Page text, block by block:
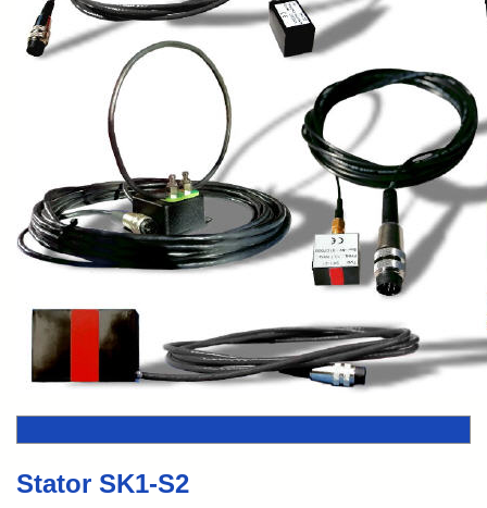
Stator SK1-S2